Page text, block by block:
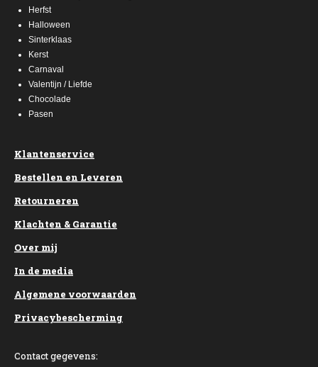
Herfst
Halloween
Sinterklaas
Kerst
Carnaval
Valentijn / Liefde
Chocolade
Pasen
Klantenservice
Bestellen en Leveren
Retourneren
Klachten & Garantie
Over mij
In de media
Algemene voorwaarden
Privacybescherming
Contact gegevens: